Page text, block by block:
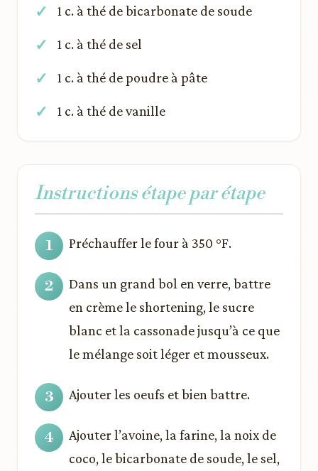
1 c. à thé de bicarbonate de soude
1 c. à thé de sel
1 c. à thé de poudre à pâte
1 c. à thé de vanille
Instructions étape par étape
Préchauffer le four à 350 °F.
Dans un grand bol en verre, battre
en crème le shortening, le sucre
blanc et la cassonade jusqu’à ce que
le mélange soit léger et mousseux.
Ajouter les oeufs et bien battre.
Ajouter l’avoine, la farine, la noix de
coco, le bicarbonate de soude, le sel,